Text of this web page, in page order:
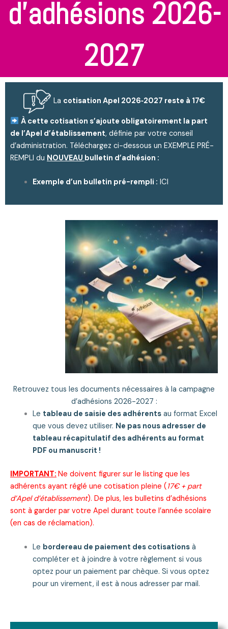
d'adhésions 2026-
2027
La cotisation Apel 2026‑2027 reste à 17€
À cette cotisation s’ajoute obligatoirement la part
de l’Apel d’établissement, définie par votre conseil
d’administration. Téléchargez ci-dessous un EXEMPLE PRÉ-
REMPLI du NOUVEAU bulletin d’adhésion :
Exemple d’un bulletin pré-rempli : ICI
Retrouvez tous les documents nécessaires à la campagne
d’adhésions 2026-2027 :
Le tableau de saisie des adhérentsau format Excel
que vous devez utiliser. Ne pas nous adresser de
tableau récapitulatif des adhérents au format
PDF ou manuscrit !
IMPORTANT: Ne doivent figurer sur le listing que les
adhérents ayant réglé une cotisation pleine (17€ + part
d’Apel d’établissement). De plus, les bulletins d’adhésions
sont à garder par votre Apel durant toute l’année scolaire
(en cas de réclamation).
Le bordereau de paiement des cotisationsà
compléter et à joindre à votre règlement si vous
optez pour un paiement par chèque. Si vous optez
pour un virement, il est à nous adresser par mail.